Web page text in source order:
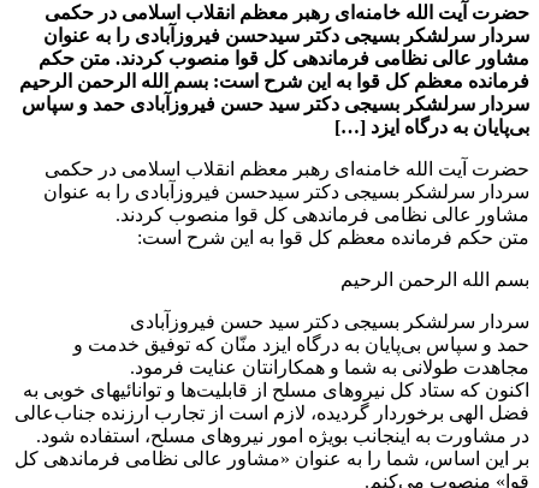
حضرت آیت الله خامنه‌ای رهبر معظم انقلاب اسلامی در حکمی
سردار سرلشکر بسیجی دکتر سیدحسن فیروزآبادی را به عنوان
مشاور عالی نظامی فرماندهی کل قوا منصوب کردند. متن حکم
فرمانده معظم کل قوا به این شرح است: بسم الله الرحمن الرحیم
سردار سرلشکر بسیجی دکتر سید حسن فیروزآبادی حمد و سپاس
بی‌پایان به درگاه ایزد […]
حضرت آیت الله خامنه‌ای رهبر معظم انقلاب اسلامی در حکمی
سردار سرلشکر بسیجی دکتر سیدحسن فیروزآبادی را به عنوان
مشاور عالی نظامی فرماندهی کل قوا منصوب کردند.
متن حکم فرمانده معظم کل قوا به این شرح است:
بسم الله الرحمن الرحیم
سردار سرلشکر بسیجی دکتر سید حسن فیروزآبادی
حمد و سپاس بی‌پایان به درگاه ایزد منّان که توفیق خدمت و
مجاهدت طولانی به شما و همکارانتان عنایت فرمود.
اکنون که ستاد کل نیروهای مسلح از قابلیت‌ها و توانائیهای خوبی به
فضل الهی برخوردار گردیده، لازم است از تجارب ارزنده جناب‌عالی
در مشاورت به اینجانب بویژه امور نیروهای مسلح، استفاده شود.
بر این اساس، شما را به عنوان «مشاور عالی نظامی فرماندهی کل
قوا» منصوب می‌کنم.